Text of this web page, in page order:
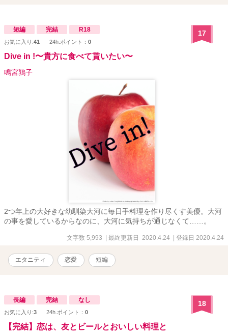
よろしくお願いします。
短編 完結 R18
お気に入り:41 24h.ポイント： 0
17
Dive in !〜貴方に食べて貰いたい〜
鳴宮鶉子
2つ年上の大好きな幼馴染大河に毎日手料理を作り尽くす美優。大河
の事を愛しているからなのに、大河に気持ちが通じなくて……。
文字数 5,993 | 最終更新日 2020.4.24 | 登録日 2020.4.24
エタニティ 恋愛 短編
長編 完結 なし
お気に入り:3 24h.ポイント： 0
18
【完結】恋は、友とビールとおいしい料理と